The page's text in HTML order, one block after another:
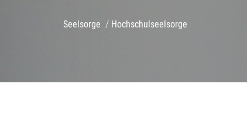
Seelsorge / Hochschulseelsorge